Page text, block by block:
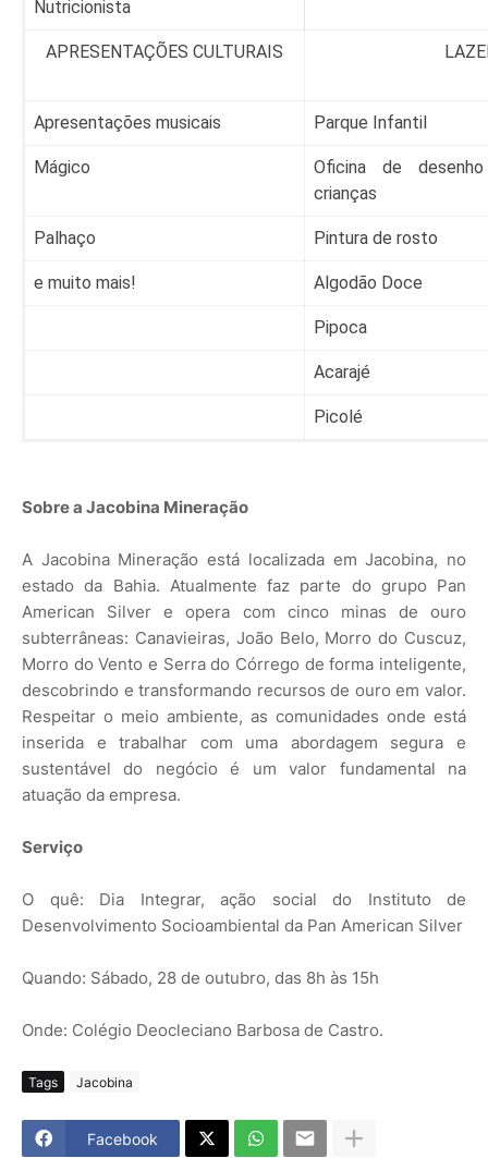
Nutricionista
APRESENTAÇÕES CULTURAIS
Apresentações musicais Parque Infantil
Mágico
Oficina de
crianças
Palhaço Pintura de rosto
e muito mais! Algodão Doce
Pipoca
Acarajé
Picolé
Sobre a Jacobina Mineração
A Jacobina Mineração está localizada em Jacobina, no
estado da Bahia. Atualmente faz parte do grupo Pan
American Silver e opera com cinco minas de ouro
subterrâneas: Canavieiras, João Belo, Morro do Cuscuz,
Morro do Vento e Serra do Córrego de forma inteligente,
descobrindo e transformando recursos de ouro em valor.
Respeitar o meio ambiente, as comunidades onde está
inserida e trabalhar com uma abordagem segura e
sustentável do negócio é um valor fundamental na
atuação da empresa.
Serviço
O quê: Dia Integrar, ação social do Instituto de
Desenvolvimento Socioambiental da Pan American Silver
Quando: Sábado, 28 de outubro, das 8h às 15h
Onde: Colégio Deocleciano Barbosa de Castro.
Tags Jacobina
Facebook